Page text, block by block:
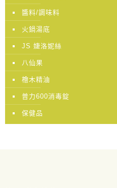
醬料/調味料
火鍋湯底
JS 婕洛妮絲
八仙果
檜木精油
普力600消毒錠
保健品